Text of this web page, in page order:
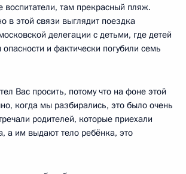
воспитатели, там прекрасный пляж.
в этой связи выглядит поездка
делегации с детьми, где детей
опасности и фактически погубили семь
Вас просить, потому что на фоне этой
когда мы разбирались, это было очень
родителей, которые приехали
а им выдают тело ребёнка, это